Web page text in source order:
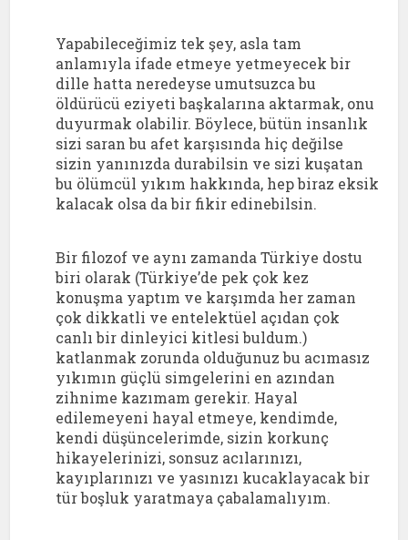
Yapabileceğimiz tek şey, asla tam
anlamıyla ifade etmeye yetmeyecek bir
dille hatta neredeyse umutsuzca bu
öldürücü eziyeti başkalarına aktarmak, onu
duyurmak olabilir. Böylece, bütün insanlık
sizi saran bu afet karşısında hiç değilse
sizin yanınızda durabilsin ve sizi kuşatan
bu ölümcül yıkım hakkında, hep biraz eksik
kalacak olsa da bir fikir edinebilsin.
Bir filozof ve aynı zamanda Türkiye dostu
biri olarak (Türkiye’de pek çok kez
konuşma yaptım ve karşımda her zaman
çok dikkatli ve entelektüel açıdan çok
canlı bir dinleyici kitlesi buldum.)
katlanmak zorunda olduğunuz bu acımasız
yıkımın güçlü simgelerini en azından
zihnime kazımam gerekir. Hayal
edilemeyeni hayal etmeye, kendimde,
kendi düşüncelerimde, sizin korkunç
hikayelerinizi, sonsuz acılarınızı,
kayıplarınızı ve yasınızı kucaklayacak bir
tür boşluk yaratmaya çabalamalıyım.